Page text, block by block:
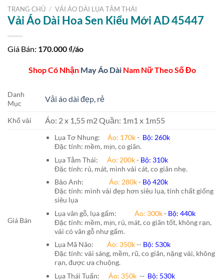
TRANG CHỦ / VẢI ÁO DÀI LỤA TẰM THÁI
Vải Áo Dài Hoa Sen Kiểu Mới AD 45447
Giá Bán: 170.000 ₫/áo
Shop Có Nhận May Áo DàiNam Nữ Theo Số Đo
Danh
Mục
Vải áo dài đẹp, rẻ
Khổ vải Áo: 2 x 1,55 m2 Quần: 1m1 x 1m55
Giá Bán
Lụa Tơ Nhung: Áo: 170k- Bộ: 260k
Đặc tính: mềm, mịn, co giãn.
Lụa Tằm Thái: Áo: 200k- Bộ: 310k
Đặc tính: rủ, mát, mình vải cát, co giãn nhẹ.
Bảo Anh: Áo: 280k- Bộ 420k
Đặc tính: mình vải đẹp hơn siêu lụa, tính chất giống
siêu lụa
Lụa vân gỗ, lụa gấm: Áo: 300k- Bộ: 440k
Đặc tính: mềm, mịn, rủ, mát, co giãn tốt, không rạn,
vải có vân gỗ như gấm.
Lụa Mã Não: Áo: 350k-- Bộ: 530k
Đặc tính: vải sáng, mềm, rũ, co giãn, nặng vải, không
rạn, được ưa chuộng.
Lụa Thái Tuấn: Áo: 350k-- Bộ: 530k